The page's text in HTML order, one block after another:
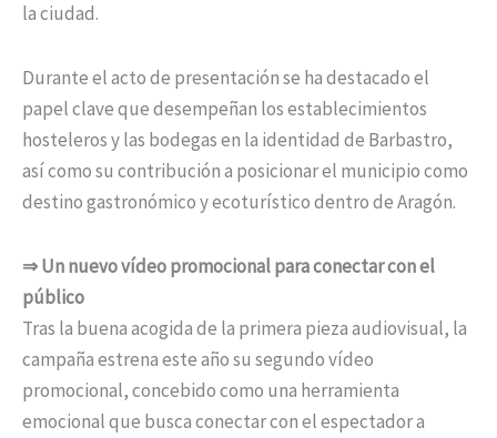
la ciudad.
Durante el acto de presentación se ha destacado el
papel clave que desempeñan los establecimientos
hosteleros y las bodegas en la identidad de Barbastro,
así como su contribución a posicionar el municipio como
destino gastronómico y ecoturístico dentro de Aragón.
⇒ Un nuevo vídeo promocional para conectar con el
público
Tras la buena acogida de la primera pieza audiovisual, la
campaña estrena este año su segundo vídeo
promocional, concebido como una herramienta
emocional que busca conectar con el espectador a